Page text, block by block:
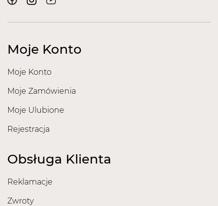
Moje Konto
Moje Konto
Moje Zamówienia
Moje Ulubione
Rejestracja
Obsługa Klienta
Reklamacje
Zwroty